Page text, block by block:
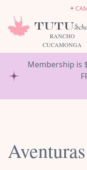
RANCHO
CUCAMONGA
SÉ
Membership is